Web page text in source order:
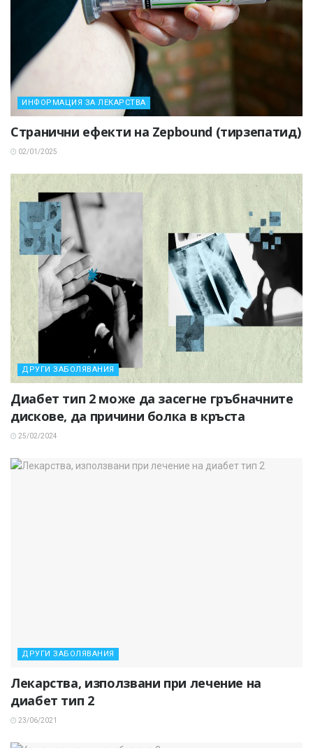
ИНФОРМАЦИЯ ЗА ЛЕКАРСТВА
Странични ефекти на Zepbound (тирзепатид)
02/01/2025
ДРУГИ ЗАБОЛЯВАНИЯ
Диабет тип 2 може да засегне гръбначните
дискове, да причини болка в кръста
25/02/2024
ДРУГИ ЗАБОЛЯВАНИЯ
Лекарства, използвани при лечение на
диабет тип 2
23/06/2021